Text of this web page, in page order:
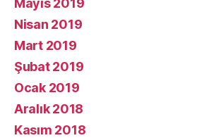
Mayıs 2019
Nisan 2019
Mart 2019
Şubat 2019
Ocak 2019
Aralık 2018
Kasım 2018